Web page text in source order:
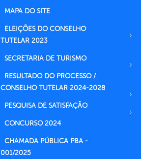
MAPA DO SITE
ELEIÇÕES DO CONSELHO
TUTELAR 2023
SECRETARIA DE TURISMO
RESULTADO DO PROCESSO /
CONSELHO TUTELAR 2024-2028
PESQUISA DE SATISFAÇÃO
CONCURSO 2024
CHAMADA PÚBLICA PBA -
001/2025